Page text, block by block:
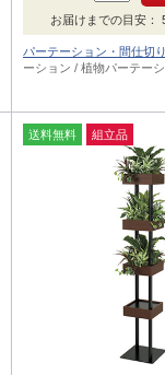
お届けまでの目安：
パーテーション・間仕切り
ーション / 植物パーテー
送料無料 組立品